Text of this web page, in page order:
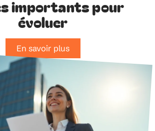
importants pour
évoluer
En savoir plus